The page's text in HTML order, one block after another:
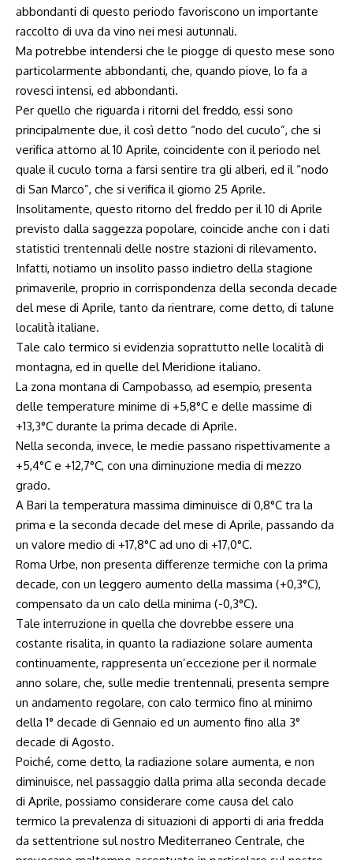
abbondanti di questo periodo favoriscono un importante
raccolto di uva da vino nei mesi autunnali.
Ma potrebbe intendersi che le piogge di questo mese sono
particolarmente abbondanti, che, quando piove, lo fa a
rovesci intensi, ed abbondanti.
Per quello che riguarda i ritorni del freddo, essi sono
principalmente due, il così detto “nodo del cuculo”, che si
verifica attorno al 10 Aprile, coincidente con il periodo nel
quale il cuculo torna a farsi sentire tra gli alberi, ed il “nodo
di San Marco”, che si verifica il giorno 25 Aprile.
Insolitamente, questo ritorno del freddo per il 10 di Aprile
previsto dalla saggezza popolare, coincide anche con i dati
statistici trentennali delle nostre stazioni di rilevamento.
Infatti, notiamo un insolito passo indietro della stagione
primaverile, proprio in corrispondenza della seconda decade
del mese di Aprile, tanto da rientrare, come detto, di talune
località italiane.
Tale calo termico si evidenzia soprattutto nelle località di
montagna, ed in quelle del Meridione italiano.
La zona montana di Campobasso, ad esempio, presenta
delle temperature minime di +5,8°C e delle massime di
+13,3°C durante la prima decade di Aprile.
Nella seconda, invece, le medie passano rispettivamente a
+5,4°C e +12,7°C, con una diminuzione media di mezzo
grado.
A Bari la temperatura massima diminuisce di 0,8°C tra la
prima e la seconda decade del mese di Aprile, passando da
un valore medio di +17,8°C ad uno di +17,0°C.
Roma Urbe, non presenta differenze termiche con la prima
decade, con un leggero aumento della massima (+0,3°C),
compensato da un calo della minima (-0,3°C).
Tale interruzione in quella che dovrebbe essere una
costante risalita, in quanto la radiazione solare aumenta
continuamente, rappresenta un’eccezione per il normale
anno solare, che, sulle medie trentennali, presenta sempre
un andamento regolare, con calo termico fino al minimo
della 1° decade di Gennaio ed un aumento fino alla 3°
decade di Agosto.
Poiché, come detto, la radiazione solare aumenta, e non
diminuisce, nel passaggio dalla prima alla seconda decade
di Aprile, possiamo considerare come causa del calo
termico la prevalenza di situazioni di apporti di aria fredda
da settentrione sul nostro Mediterraneo Centrale, che